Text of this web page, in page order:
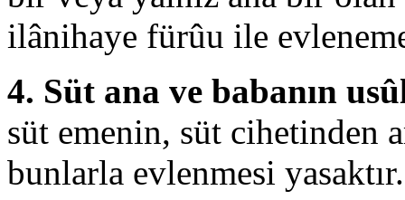
ilânihaye fürûu ile
4. Süt ana ve babanın
süt emenin, süt cihetinden
bunlarla evlenmesi yasaktır.